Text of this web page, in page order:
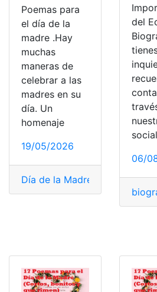
Poemas para
el día de la
madre .Hay
muchas
maneras de
celebrar a las
madres en su
día. Un
homenaje
19/05/2026
Día de la Madre poema para
del
06/